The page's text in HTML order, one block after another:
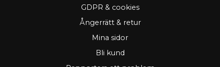
GDPR & cookies
Ångerrätt & retur
Mina sidor
Bli kund